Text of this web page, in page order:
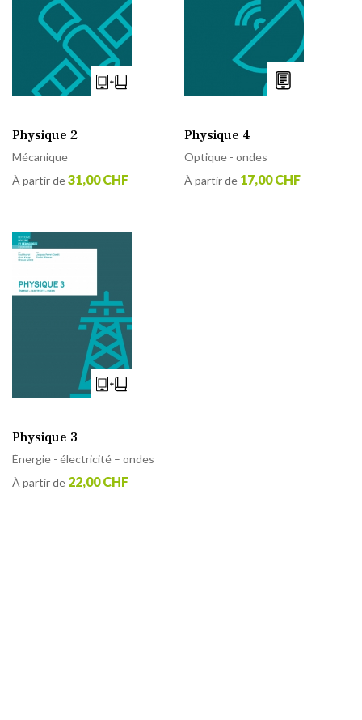
Physique 2
Mécanique
À partir de31,00 CHF
Physique 4
Optique - ondes
À partir de 17,00 CHF
Physique 3
Énergie - électricité – ondes
À partir de 22,00 CHF